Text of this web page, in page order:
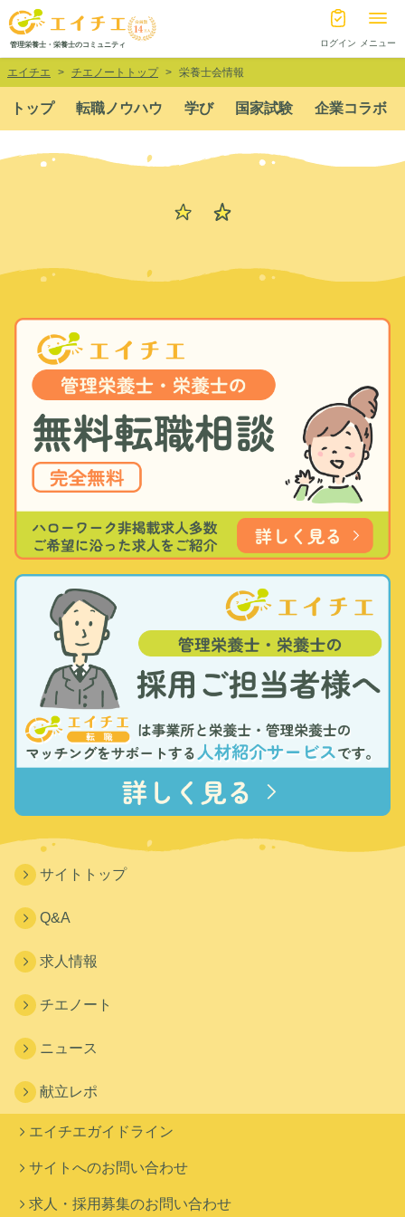
管理栄養士・栄養士のコミュニティ ログイン メニュー
エイチエ チエノートトップ 栄養士会情報
トップ 転職ノウハウ 学び 国家試験 企業コラボ
サイトトップ
Q&A
求人情報
チエノート
ニュース
献立レポ
エイチエガイドライン
サイトへのお問い合わせ
求人・採用募集のお問い合わせ